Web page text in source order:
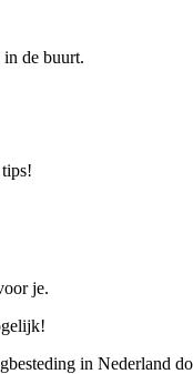
de buurt.
je.
in Nederland